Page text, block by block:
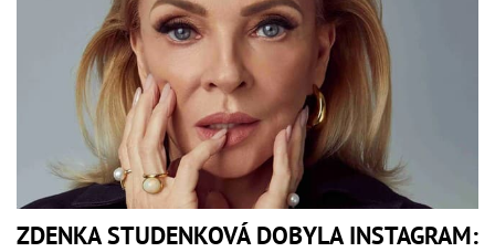
ZDENKA STUDENKOVÁ DOBYLA INSTAGRAM: